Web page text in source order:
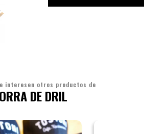
interesen otros productos de
DE DRIL